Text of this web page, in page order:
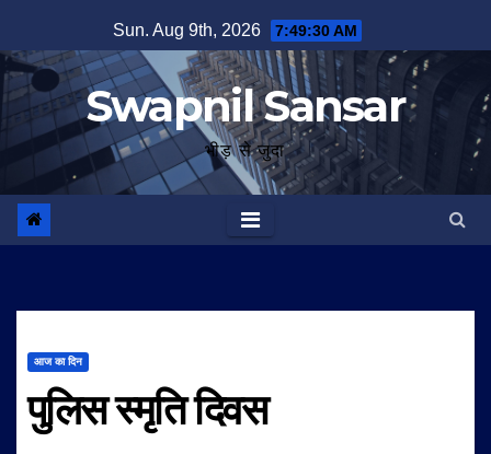
to
content
Sun. Aug 9th, 2026 7:49:30 AM
Swapnil Sansar
भीड़ से जुदा
आज का दिन
पुलिस स्मृति दिवस